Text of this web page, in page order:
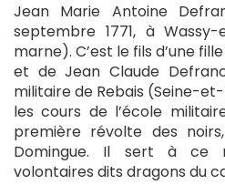
Jean Marie Antoine
septembre 1771, à
marne). C’est le fils d’une
et de Jean Claude
militaire de Rebais (Seine-
les cours de l’école
première révolte des
Domingue. Il sert à ce
volontaires dits dragons du